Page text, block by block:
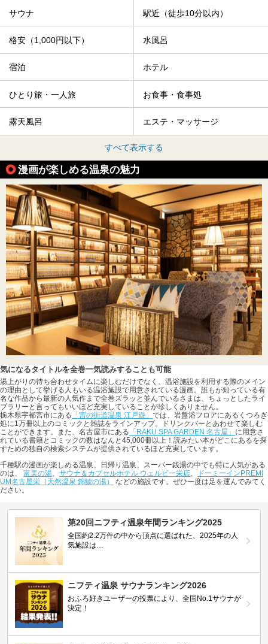
サウナ 駅近（徒歩10分以内）
格安（1,000円以下） 水風呂
宿泊 ホテル
ひとり旅・一人旅 お食事・食事処
露天風呂 エステ・マッサージ
すべて表示する
漫画が楽しめる温泉の魅力
気になるタイトルを全巻一気読みすることも可能
湯上がりの待ち合わせタイムに楽しむだけでなく、温浴施設を利用する際のメイン
の理由として挙げる人もいる温浴施設で用意されている漫画。誰もが知っている有
名な作品から最新の人気作まで全巻ズラッと並んでいるさまは、ちょっとしたライ
ブラリーと言ってもいいほど充実していることが珍しくありません。
栃木県宇都宮市にある 「宮の街道温泉 江戸遊」 では、岩盤浴フロアにあるくつろぎ
処に1万冊以上のコミックと雑誌をラインアップ。ドリンクバーとあわせて楽しむ
ことができます。また、名古屋市にある 「RAKU SPA GARDEN 名古屋」 に用意さ
れている書籍とコミックの数はなんと45,000冊以上！読みたい本がどこにあるを探
すための独自の検索システムが提供されているほど充実しています。
千種駅の漫画が楽しめる温泉、日帰り温泉、スーパー銭湯の中でも特に人気がある
のは、 富美の湯、 サウナ＆カプセルホテル ウェルビー栄店、
ドーミーインPREMI
UM名古屋栄（天然温泉 錦鯱の湯）
などの施設です。ぜひ一度は足を運んでみてく
ださい。
第20回ニフティ温泉年間ランキング2025
全国約2.2万件の中から頂点に選ばれた、2025年の人
気施設は…
ニフティ温泉 サウナランキング2026
おふろ好きユーザーの投票により、全国No.1サウナが
決定！